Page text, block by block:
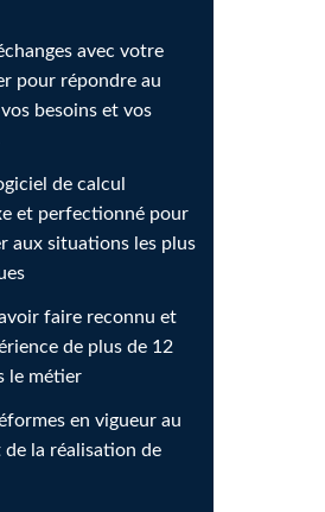
avec votre
pour répondre au
besoins et vos
de calcul
et perfectionné pour
aux situations les plus
faire reconnu et
de plus de 12
le métier
en vigueur au
de la réalisation de